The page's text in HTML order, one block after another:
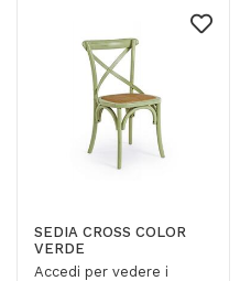
SEDIA CROSS COLOR
VERDE
Accedi per vedere i